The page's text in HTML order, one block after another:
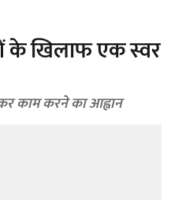
के खिलाफ एक स्वर
काम करने का आह्वान